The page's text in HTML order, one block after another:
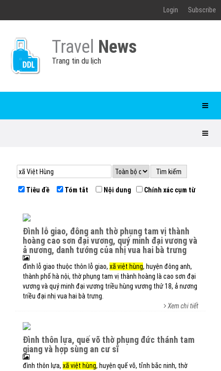
Login Subscribe
Travel News
Trang tin du lịch
Tiêu đề Tóm tắt Nội dung Chính xác cụm từ
đình lỗ giao, đông anh thờ phụng tam vị thành
hoàng cao sơn đại vương, quý minh đại vương và
ả nương, danh tướng của nhị vua hai bà trưng
đình lỗ giao thuộc thôn lỗ giao, xã việt hùng, huyện đông anh,
thành phố hà nội, thờ phụng tam vị thành hoàng là cao sơn đại
vương và quý minh đại vương triều hùng vương thứ 18, ả nương
triều đại nhị vua hai bà trưng.
Xem chi tiết
đình thôn lựa, quế võ thờ phụng đức thánh tam
giang và hợp sùng an cư sĩ
đình thôn lựa, xã việt hùng, huyện quế võ, tỉnh bắc ninh, thờ